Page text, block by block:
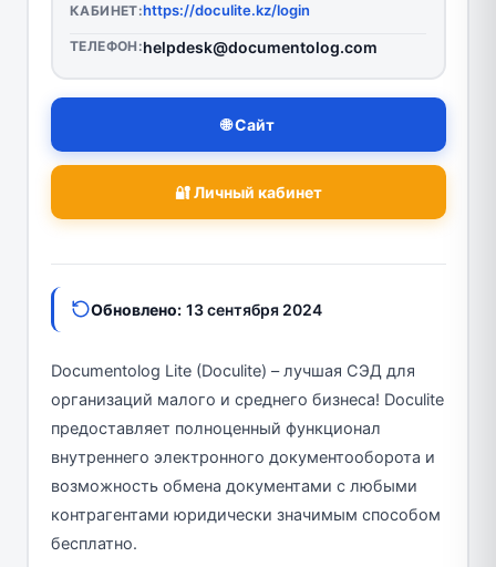
КАБИНЕТ:https://doculite.kz/login
ТЕЛЕФОН:helpdesk@documentolog.com
🌐 Сайт
🔐 Личный кабинет
Обновлено: 13 сентября 2024
Documentolog Lite (Doculite) – лучшая СЭД для
организаций малого и среднего бизнеса! Doculite
предоставляет полноценный функционал
внутреннего электронного документооборота и
возможность обмена документами с любыми
контрагентами юридически значимым способом
бесплатно.